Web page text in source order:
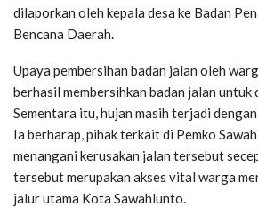
dilaporkan oleh kepala desa ke Badan
Bencana Daerah.
Upaya pembersihan badan jalan oleh
berhasil membersihkan badan jalan untuk
Sementara itu, hujan masih terjadi
Ia berharap, pihak terkait di Pemko
menangani kerusakan jalan tersebut
tersebut merupakan akses vital warga
jalur utama Kota Sawahlunto.